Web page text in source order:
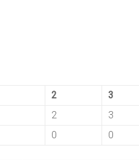
2 3
2 3
0 0